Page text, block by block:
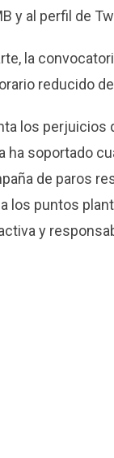
y al perfil de
la
reducido
los perjuicios
ha soportado
de paros
los puntos
y